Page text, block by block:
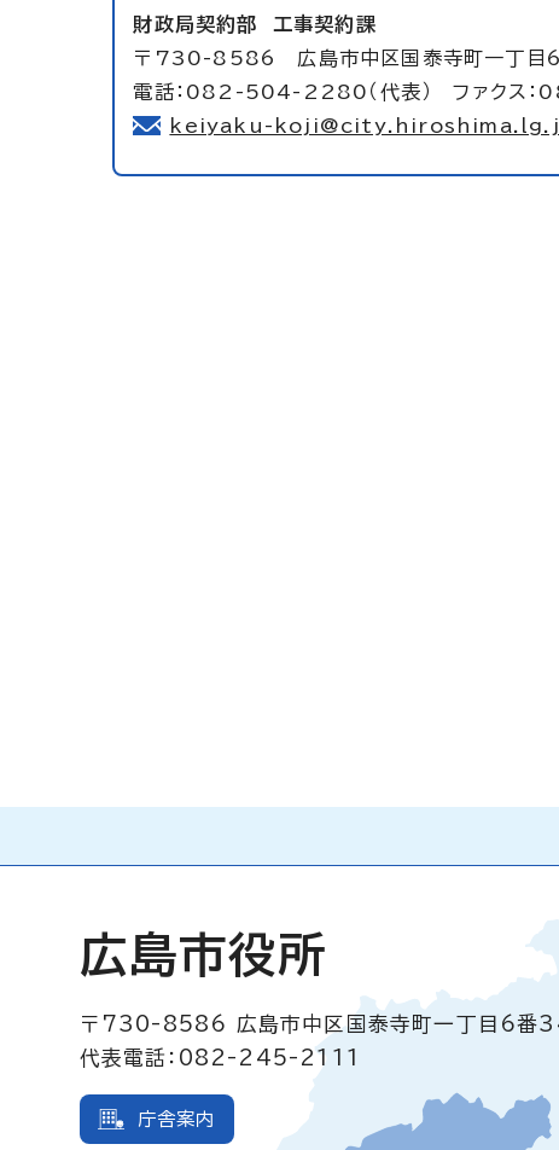
財政局契約部 工事契約課
〒730-8586 広島市中区国泰寺町一丁目6
電話：082-504-2280（代表） ファクス
keiyaku-
広島市役所
〒730-8586
広島市中区国泰寺町一丁目6番
代表電話：082-245-2111
庁舎案内